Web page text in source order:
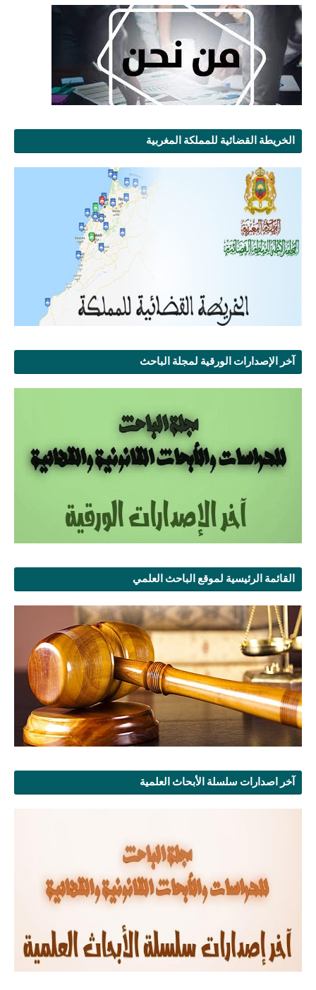
الخريطة القضائية للمملكة المغربية
آخر الإصدارات الورقية لمجلة الباحث
القائمة الرئيسية لموقع الباحث العلمي
آخر اصدارات سلسلة الأبحاث العلمية